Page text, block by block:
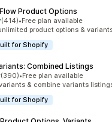
Product Options
5 stjerner
(414)
414 omtaler
•Free plan available
product options &
for Shopify
Combined Listings
5 stjerner
(390)
390 omtaler
•Free plan available
& combine variants
for Shopify